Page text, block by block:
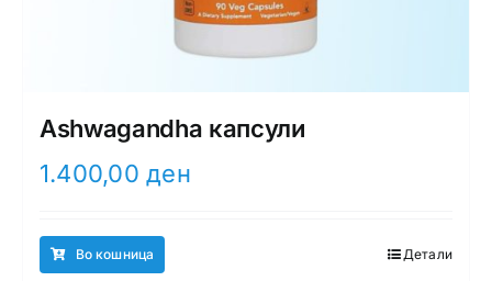
Ashwagandha капсули
1.400,00ден
Во кошница Детали